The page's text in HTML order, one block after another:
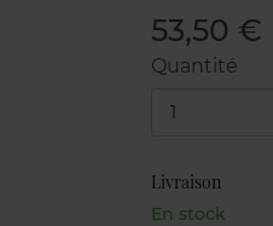
53,50 €
Quantité
1
Livraison
En stock